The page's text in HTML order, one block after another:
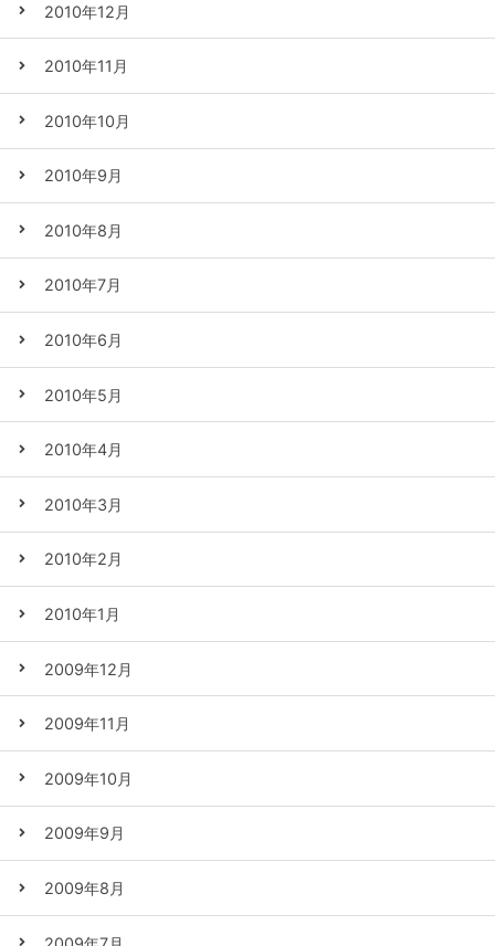
2010年12月
2010年11月
2010年10月
2010年9月
2010年8月
2010年7月
2010年6月
2010年5月
2010年4月
2010年3月
2010年2月
2010年1月
2009年12月
2009年11月
2009年10月
2009年9月
2009年8月